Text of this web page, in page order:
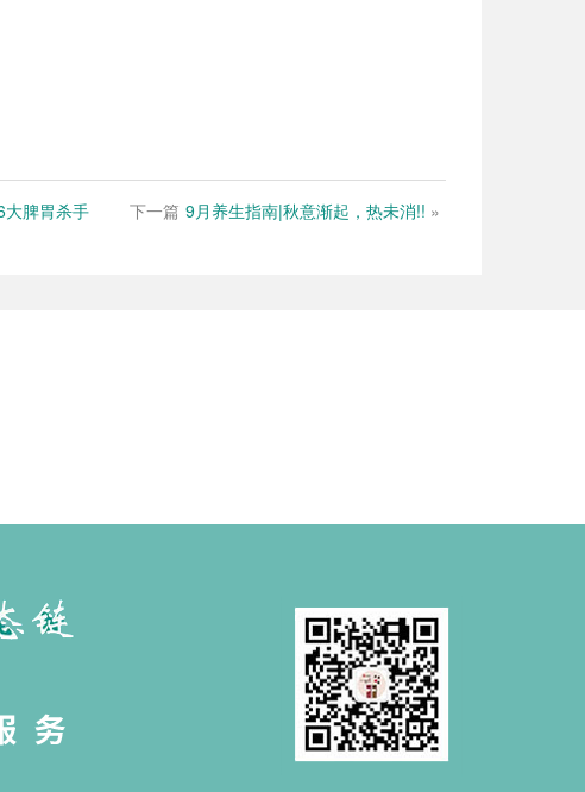
大脾胃杀手 下一篇 9月养生指南|秋意渐起，热未消!! »